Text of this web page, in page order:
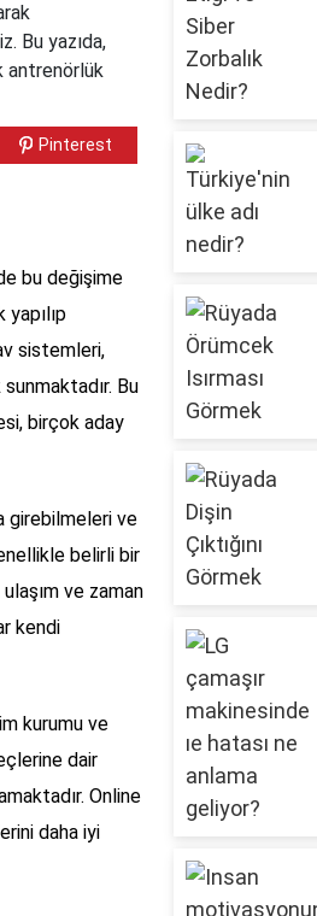
Bu yazıda,
antrenörlük
Pinterest
bu değişime
sistemleri,
Bu
birçok aday
girebilmeleri ve
belirli bir
ve zaman
kendi
kurumu ve
dair
Online
daha iyi